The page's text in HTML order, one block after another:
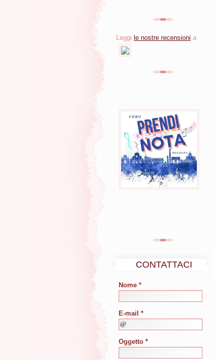
Leggi le nostre recensioni a
CONTATTACI
Nome *
E-mail *
Oggetto *